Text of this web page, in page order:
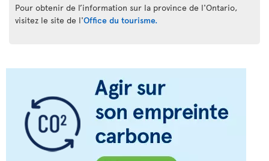
Pour obtenir de l’information sur la province de l'Ontario,
visitez le site de l'Office du tourisme.